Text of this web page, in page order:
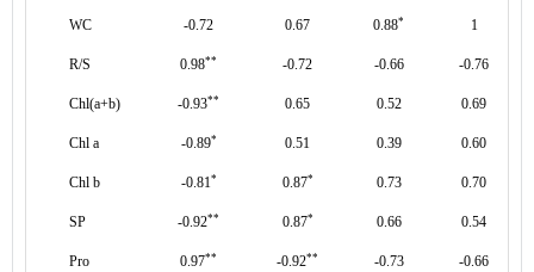
WC -0.72 0.67 0.88* 1
R/S 0.98** -0.72 -0.66 -0.76
Chl(a+b) -0.93** 0.65 0.52 0.69
Chl a -0.89* 0.51 0.39 0.60
Chl b -0.81* 0.87* 0.73 0.70
SP -0.92** 0.87* 0.66 0.54
Pro 0.97** -0.92** -0.73 -0.66